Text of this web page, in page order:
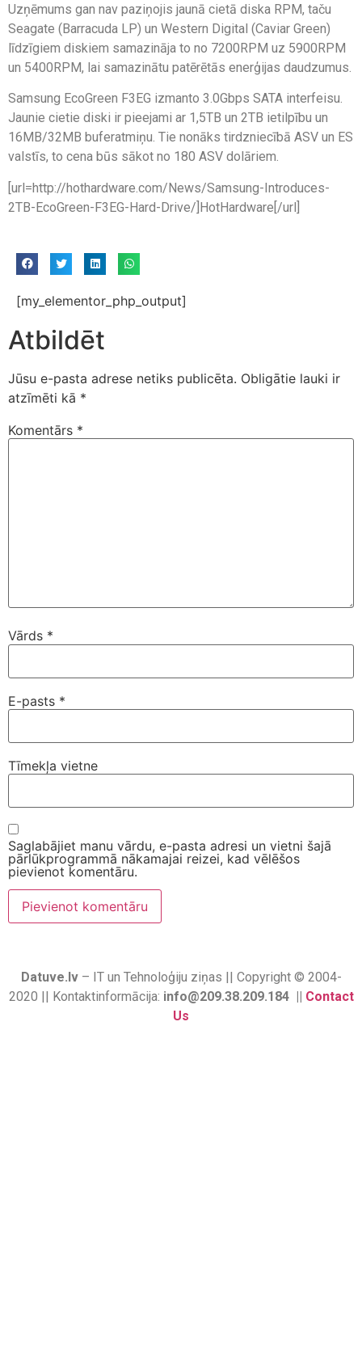
Uzņēmums gan nav paziņojis jaunā cietā diska RPM, taču
Seagate (Barracuda LP) un Western Digital (Caviar Green)
līdzīgiem diskiem samazināja to no 7200RPM uz 5900RPM
un 5400RPM, lai samazinātu patērētās enerģijas daudzumus.
Samsung EcoGreen F3EG izmanto 3.0Gbps SATA interfeisu.
Jaunie cietie diski ir pieejami ar 1,5TB un 2TB ietilpību un
16MB/32MB buferatmiņu. Tie nonāks tirdzniecībā ASV un ES
valstīs, to cena būs sākot no 180 ASV dolāriem.
[url=http://hothardware.com/News/Samsung-Introduces-
2TB-EcoGreen-F3EG-Hard-Drive/]HotHardware[/url]
[my_elementor_php_output]
Atbildēt
Jūsu e-pasta adrese netiks publicēta. Obligātie lauki ir
atzīmēti kā *
Komentārs *
Vārds *
E-pasts *
Tīmekļa vietne
Saglabājiet manu vārdu, e-pasta adresi un vietni šajā
pārlūkprogrammā nākamajai reizei, kad vēlēšos
pievienot komentāru.
Datuve.lv– IT un Tehnoloģiju ziņas || Copyright © 2004-
2020 || Kontaktinformācija: info@209.38.209.184 || Contact
Us